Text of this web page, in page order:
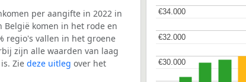
per aangifte in 2022 in
België komen in het rode en
regio's vallen in het groene
zijn alle waarden van laag
Zie deze uitleg over het
€30.000
€30.000
€32.000
€32.000
€34.000
€34.000